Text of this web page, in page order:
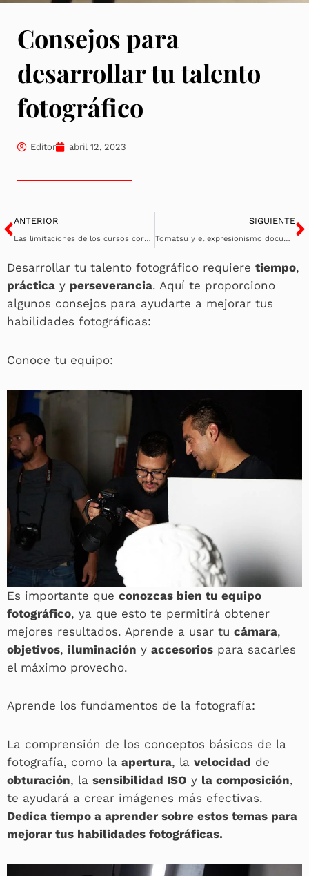
Consejos para
desarrollar tu talento
fotográfico
Editor abril 12, 2023
Ant
ANTERIOR
Las limitaciones de los cursos cortos para iniciarse en la fotografía
SIGUIENTE
Tomatsu y el expresionismo documental
Desarrollar tu talento fotográfico requiere tiempo,
práctica y perseverancia. Aquí te proporciono
algunos consejos para ayudarte a mejorar tus
habilidades fotográficas:
Conoce tu equipo:
Es importante que conozcas bien tu equipo
fotográfico, ya que esto te permitirá obtener
mejores resultados. Aprende a usar tu cámara,
objetivos, iluminación y accesorios para sacarles
el máximo provecho.
Aprende los fundamentos de la fotografía:
La comprensión de los conceptos básicos de la
fotografía, como la apertura, la velocidad de
obturación, la sensibilidad ISO y la composición,
te ayudará a crear imágenes más efectivas.
Dedica tiempo a aprender sobre estos temas para
mejorar tus habilidades fotográficas.